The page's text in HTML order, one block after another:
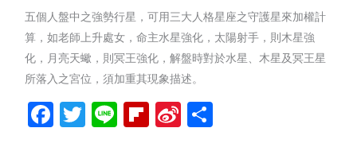
五個人盤中之強勢行星，可用三大人格星座之守護星來加權計
算，如老師上升處女，命主水星強化，太陽射手，則木星強
化，月亮天蠍，則冥王強化，解盤時對於水星、木星及冥王星
所落入之宮位，須加重其現象描述。
Facebook
Twitter
LineFlipboard
Sina